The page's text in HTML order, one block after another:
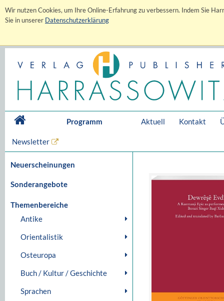
Wir nutzen Cookies, um Ihre Online-Erfahrung zu verbessern. Indem Sie
Sie in unserer Datenschutzerklärung
Programm Aktuell Kontakt
Newsletter
Neuerscheinungen
Sonderangebote
Themenbereiche
Antike
Orientalistik
Osteuropa
Buch / Kultur / Geschichte
Sprachen